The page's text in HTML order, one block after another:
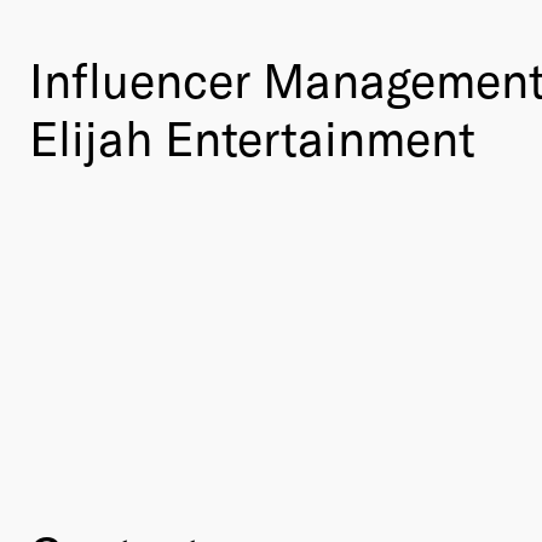
Influencer
Elijah Entertainment